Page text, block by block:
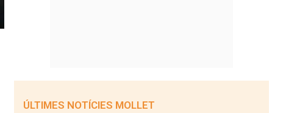
ÚLTIMES NOTÍCIES MOLLET